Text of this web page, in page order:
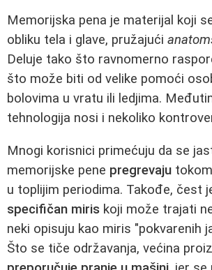
Memorijska pena je materijal koji
obliku tela i glave, pružajući
Deluje tako što ravnomerno
što može biti od velike pomoći
bolovima u vratu ili ledjima.
tehnologija nosi i nekoliko
Mnogi korisnici primećuju da se
memorijske pene pregrevaju
u toplijim periodima. Takođe, čest
specifičan miris koji može trajati
neki opisuju kao miris "pokvarenih
Što se tiče održavanja, većina